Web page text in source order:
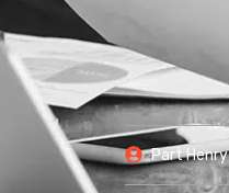
PartHenry